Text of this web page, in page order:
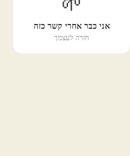
אני כבר אחרי קשר כזה
חזרה לעצמך